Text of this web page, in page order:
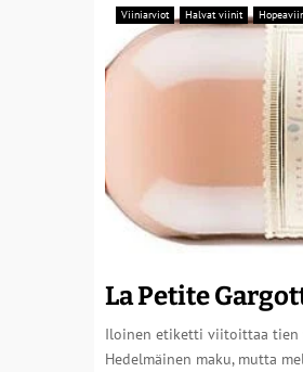
Viiniarviot Halvat viinit
La Petite
Iloinen etiketti viitoittaa tien
Hedelmäinen maku, mutta